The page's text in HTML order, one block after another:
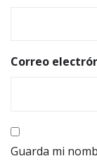
Correo
Guarda mi